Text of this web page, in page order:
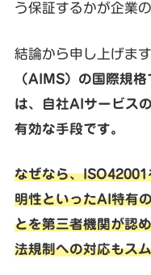
う保証するかが企業
結論から申し上げます
（AIMS）の国際規
は、自社AIサービス
有効な手段です。
なぜなら、
明性といったAI特有
とを第三者機関が認
法規制への対応もス